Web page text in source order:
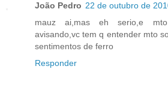
João Pedro 22 de outubro de
mauz ai,mas eh serio,e
avisando,vc tem q entender mto
sentimentos de ferro
Responder